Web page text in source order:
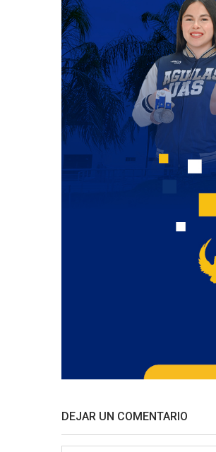
DEJAR UN COMENTARIO